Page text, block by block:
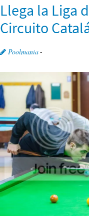
Llega la Liga
Circuito
Poolmania-